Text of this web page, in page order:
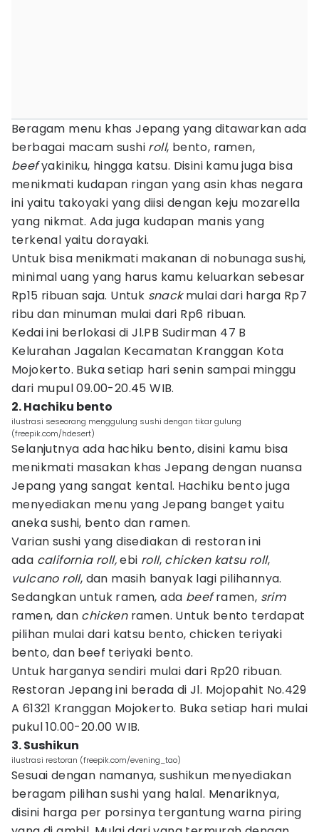
Beragam menu khas Jepang yang ditawarkan ada
berbagai macam sushi roll, bento, ramen,
beefyakiniku, hingga katsu. Disini kamu juga bisa
menikmati kudapan ringan yang asin khas negara
ini yaitu takoyaki yang diisi dengan keju mozarella
yang nikmat. Ada juga kudapan manis yang
terkenal yaitu dorayaki.
Untuk bisa menikmati makanan di nobunaga sushi,
minimal uang yang harus kamu keluarkan sebesar
Rp15 ribuan saja. Untuk snackmulai dari harga Rp7
ribu dan minuman mulai dari Rp6 ribuan.
Kedai ini berlokasi di Jl.PB Sudirman 47 B
Kelurahan Jagalan Kecamatan Kranggan Kota
Mojokerto. Buka setiap hari senin sampai minggu
dari mupul 09.00-20.45 WIB.
2. Hachiku bento
ilustrasi seseorang menggulung sushi dengan tikar gulung
(freepik.com/hdesert)
Selanjutnya ada hachiku bento, disini kamu bisa
menikmati masakan khas Jepang dengan nuansa
Jepang yang sangat kental. Hachiku bento juga
menyediakan menu yang Jepang banget yaitu
aneka sushi, bento dan ramen.
Varian sushi yang disediakan di restoran ini
ada california roll,ebi roll, chicken katsu roll,
vulcanoroll, dan masih banyak lagi pilihannya.
Sedangkan untuk ramen, ada beeframen, srim
ramen, dan chicken ramen. Untuk bento terdapat
pilihan mulai dari katsu bento, chicken teriyaki
bento, dan beef teriyaki bento.
Untuk harganya sendiri mulai dari Rp20 ribuan.
Restoran Jepang ini berada di Jl. Mojopahit No.429
A 61321 Kranggan Mojokerto. Buka setiap hari mulai
pukul 10.00-20.00 WIB.
3. Sushikun
ilustrasi restoran (freepik.com/evening_tao)
Sesuai dengan namanya, sushikun menyediakan
beragam pilihan sushi yang halal. Menariknya,
disini harga per porsinya tergantung warna piring